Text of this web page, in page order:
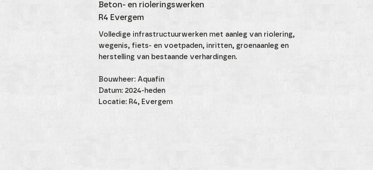
Beton- en rioleringswerken
R4 Evergem
Volledige infrastructuurwerken met aanleg van riolering,
wegenis, fiets- en voetpaden, inritten, groenaanleg en
herstelling van bestaande verhardingen.
Bouwheer: Aquafin
Datum: 2024-heden
Locatie: R4, Evergem